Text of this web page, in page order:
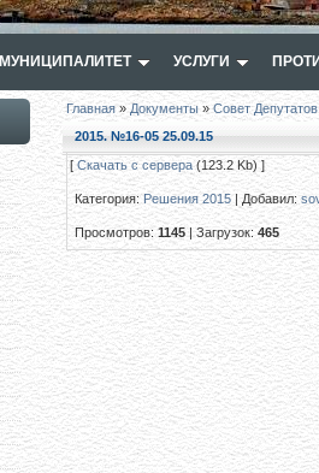
МУНИЦИПАЛИТЕТ УСЛУГИ
Главная »Документы »Совет Депутатов
2015. №16-05 25.09.15
[ Скачать с сервера(123.2 Kb) ]
Категория:Решения 2015 |Добавил:
Просмотров:1145|Загрузок:465